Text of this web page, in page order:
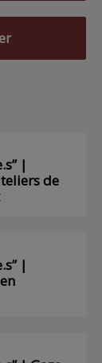
|
de
|